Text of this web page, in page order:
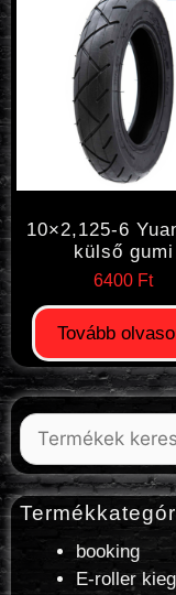
10×2,125-6
külső gumi
6400 Ft
Tovább
booking
E-roller